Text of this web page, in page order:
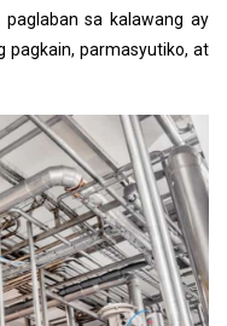
sa kalawang ay
pagkain, parmasyutiko, at